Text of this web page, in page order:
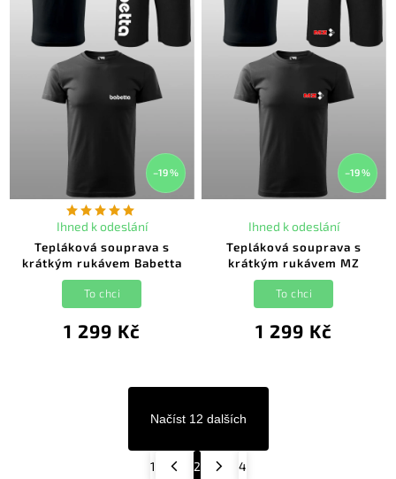
–19 %
Tepláková souprava s
krátkým rukávem Babetta
Ihned k odeslání
1 299 Kč
To chci
–19 %
Tepláková souprava s
krátkým rukávem MZ
Ihned k odeslání
1 299 Kč
To chci
Načíst 12 dalších
1 2 4